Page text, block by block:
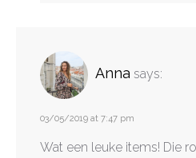
Anna says:
03/05/2019 at 7:47 pm
Wat een leuke items! Die